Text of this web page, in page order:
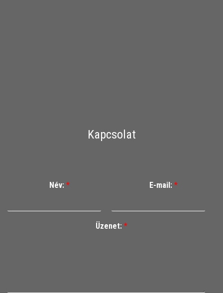
Kapcsolat
Név: * E-mail: *
Üzenet: *